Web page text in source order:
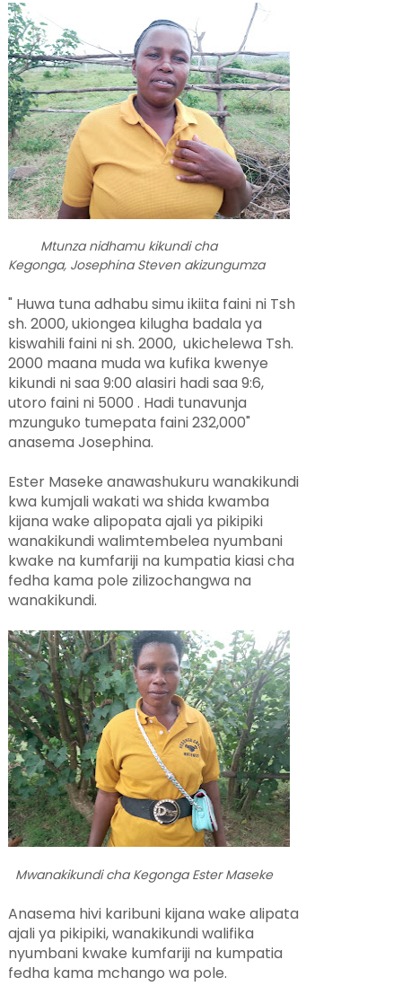
Mtunza nidhamu kikundi cha
Kegonga, Josephina Steven akizungumza
" Huwa tuna adhabu simu ikiita faini ni Tsh
sh. 2000, ukiongea kilugha badala ya
kiswahili faini ni sh. 2000, ukichelewa Tsh.
2000 maana muda wa kufika kwenye
kikundi ni saa 9:00 alasiri hadi saa 9:6,
utoro faini ni 5000 . Hadi tunavunja
mzunguko tumepata faini 232,000"
anasema Josephina.
Ester Maseke anawashukuru wanakikundi
kwa kumjali wakati wa shida kwamba
kijana wake alipopata ajali ya pikipiki
wanakikundi walimtembelea nyumbani
kwake na kumfariji na kumpatia kiasi cha
fedha kama pole zilizochangwa na
wanakikundi.
Mwanakikundi cha Kegonga Ester Maseke
Anasema hivi karibuni kijana wake alipata
ajali ya pikipiki, wanakikundi walifika
nyumbani kwake kumfariji na kumpatia
fedha kama mchango wa pole.